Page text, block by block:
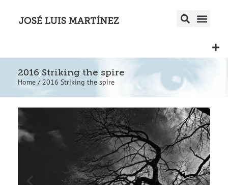
2016 Striking the spire
Home / 2016 Striking the spire